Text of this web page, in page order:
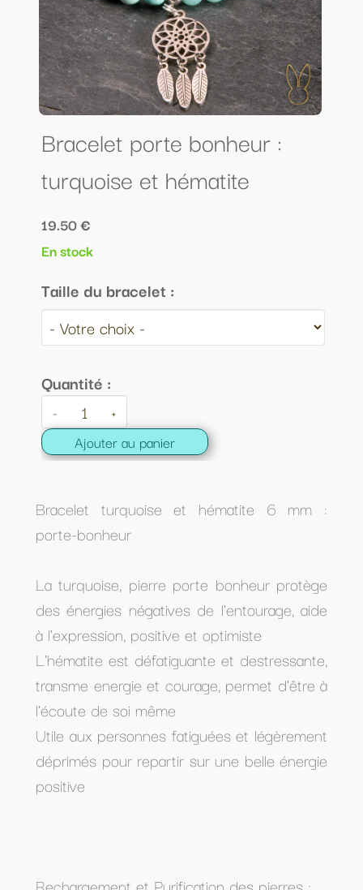
Bracelet porte bonheur :
turquoise et hématite
19.50 €
En stock
Taille du bracelet :
Quantité :
- +
Ajouter au panier
Bracelet turquoise et hématite 6 mm :
porte-bonheur
La turquoise, pierre porte bonheur protège
des énergies négatives de l'entourage, aide
à l'expression, positive et optimiste
L'hématite est défatiguante et destressante,
transme energie et courage, permet d'être à
l'écoute de soi même
Utile aux personnes fatiguées et légèrement
déprimés pour repartir sur une belle énergie
positive